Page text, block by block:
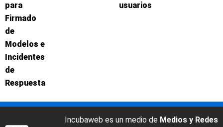
para
Firmado
de
Modelos e
Incidentes
de
Respuesta
usuarios
Incubaweb es un medio de Medios y Redes